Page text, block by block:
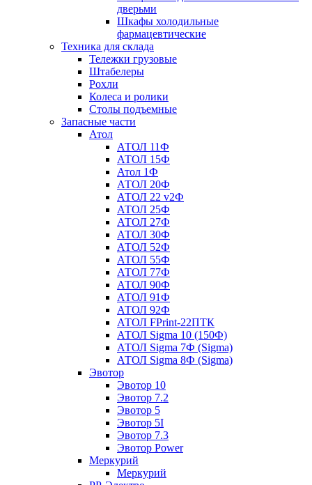
дверьми
Шкафы холодильные
фармацевтические
Техника для склада
Тележки грузовые
Штабелеры
Рохли
Колеса и ролики
Столы подъемные
Запасные части
Атол
АТОЛ 11Ф
АТОЛ 15Ф
Атол 1Ф
АТОЛ 20Ф
АТОЛ 22 v2Ф
АТОЛ 25Ф
АТОЛ 27Ф
АТОЛ 30Ф
АТОЛ 52Ф
АТОЛ 55Ф
АТОЛ 77Ф
АТОЛ 90Ф
АТОЛ 91Ф
АТОЛ 92Ф
АТОЛ FPrint-22ПТК
АТОЛ Sigma 10 (150Ф)
АТОЛ Sigma 7Ф (Sigma)
АТОЛ Sigma 8Ф (Sigma)
Эвотор
Эвотор 10
Эвотор 7.2
Эвотор 5
Эвотор 5I
Эвотор 7.3
Эвотор Power
Меркурий
Меркурий